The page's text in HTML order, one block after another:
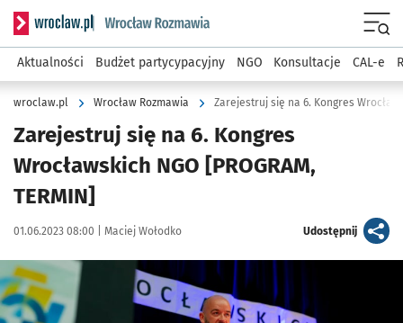
Serwis informacyjny wroclaw.pl podserwis: Rozmawia
Aktualności Budżet partycypacyjny NGO Konsultacje CAL-e
wroclaw.pl Wrocław Rozmawia Zarejestruj się na 6. Kongres
Zarejestruj się na 6. Kongres
Wrocławskich NGO [PROGRAM,
TERMIN]
Data publikacji:
01.06.2023 08:00 | Autor:
Maciej Wołodko Udostępnijartykuł
Kliknij, aby powiększyć